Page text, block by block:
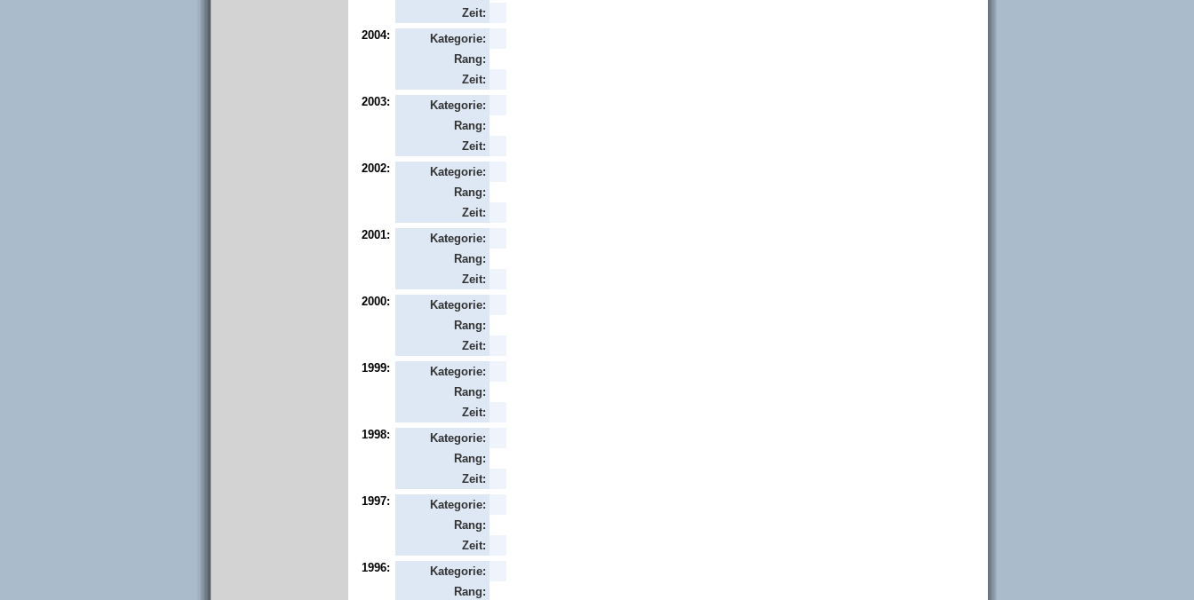
Zeit:
2004:
Kategorie:
Rang:
Zeit:
2003:
Kategorie:
Rang:
Zeit:
2002:
Kategorie:
Rang:
Zeit:
2001:
Kategorie:
Rang:
Zeit:
2000:
Kategorie:
Rang:
Zeit:
1999:
Kategorie:
Rang:
Zeit:
1998:
Kategorie:
Rang:
Zeit:
1997:
Kategorie:
Rang:
Zeit:
1996:
Kategorie:
Rang: